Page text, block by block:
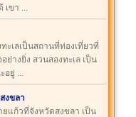
เขา ...
ะเลเป็นสถานที่ท่องเที่ยวที่
ย่างยิ่ง สวนสองทะเล เป็น
อยู่ ...
งขลา
แก้วที่จังหวัดสงขลา เป็น